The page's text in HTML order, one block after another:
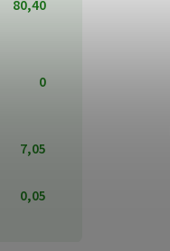
80,40
0
7,05
0,05